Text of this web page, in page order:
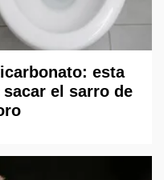
esta
el sarro de